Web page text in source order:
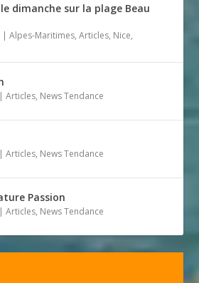
dimanche sur la plage Beau
|Alpes-Maritimes,Articles, Nice,
|Articles, News Tendance
|Articles, News Tendance
Passion
|Articles, News Tendance